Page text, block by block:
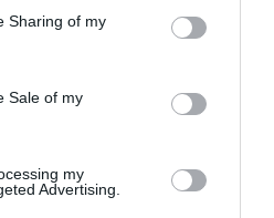
Sharing of my
Sale of my
my
Advertising.
som du saknar så går
sojan går bra att